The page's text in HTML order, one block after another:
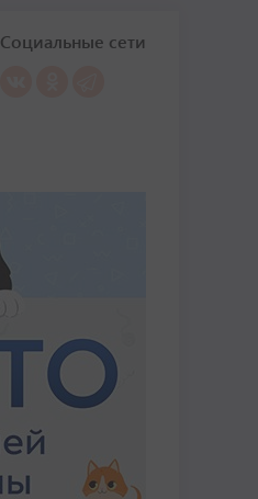
Социальные сети